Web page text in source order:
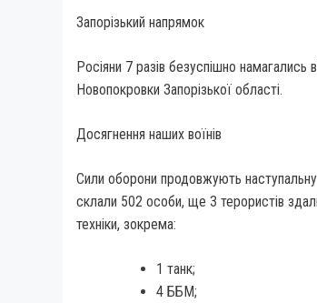
Запорізький напрямок
Росіяни 7 разів безуспішно
Новопокровки Запорізької області.
Досягнення наших воїнів
Сили оборони продовжують
склали 502 особи, ще 3 терористів
техніки, зокрема:
1 танк;
4 ББМ;